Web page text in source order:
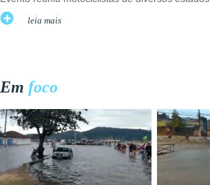
leia mais
Em foco